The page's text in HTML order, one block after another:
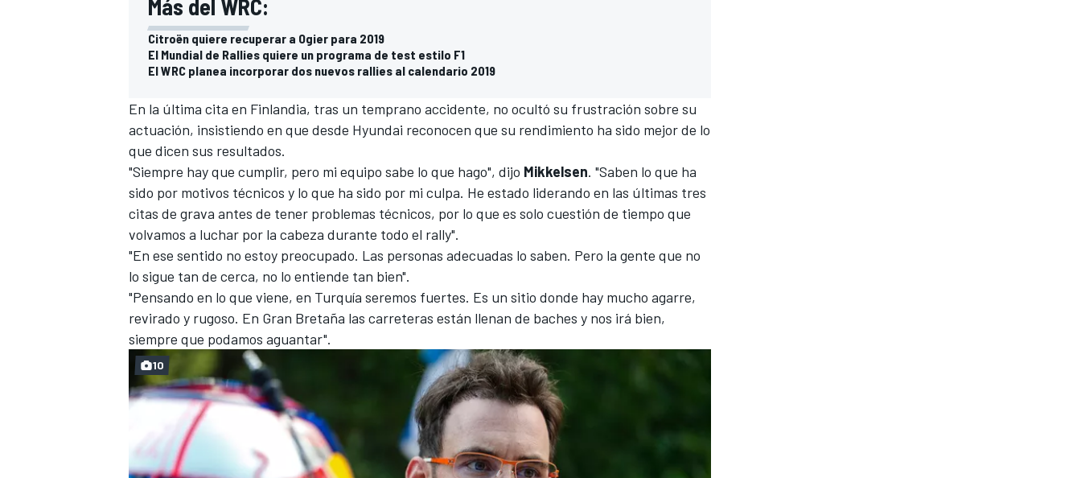
MÁS CATEGORÍAS
Más del WRC:
Citroën quiere recuperar a Ogier para 2019
El Mundial de Rallies quiere un programa de test estilo F1
El WRC planea incorporar dos nuevos rallies al calendario 2019
En la última cita en Finlandia, tras un temprano accidente, no ocultó su frustración sobre su
actuación, insistiendo en que desde Hyundai reconocen que su rendimiento ha sido mejor de lo
que dicen sus resultados.
"Siempre hay que cumplir, pero mi equipo sabe lo que hago", dijo Mikkelsen. "Saben lo que ha
sido por motivos técnicos y lo que ha sido por mi culpa. He estado liderando en las últimas tres
citas de grava antes de tener problemas técnicos, por lo que es solo cuestión de tiempo que
volvamos a luchar por la cabeza durante todo el rally".
"En ese sentido no estoy preocupado. Las personas adecuadas lo saben. Pero la gente que no
lo sigue tan de cerca, no lo entiende tan bien".
"Pensando en lo que viene, en Turquía seremos fuertes. Es un sitio donde hay mucho agarre,
revirado y rugoso. En Gran Bretaña las carreteras están llenan de baches y nos irá bien,
siempre que podamos aguantar".
10